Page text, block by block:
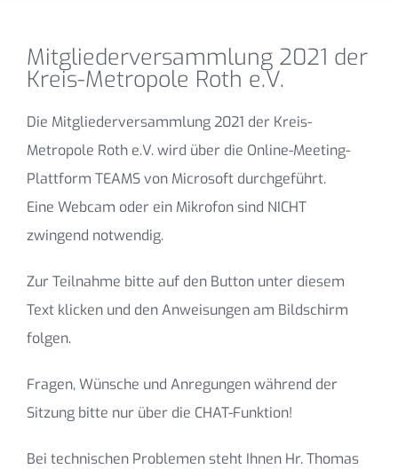
Mitgliederversammlung 2021 der
Kreis-Metropole Roth e.V.
Die Mitgliederversammlung 2021 der Kreis-
Metropole Roth e.V. wird über die Online-Meeting-
Plattform TEAMS von Microsoft durchgeführt.
Eine Webcam oder ein Mikrofon sind NICHT
zwingend notwendig.
Zur Teilnahme bitte auf den Button unter diesem
Text klicken und den Anweisungen am Bildschirm
folgen.
Fragen, Wünsche und Anregungen während der
Sitzung bitte nur über die CHAT-Funktion!
Bei technischen Problemen steht Ihnen Hr. Thomas